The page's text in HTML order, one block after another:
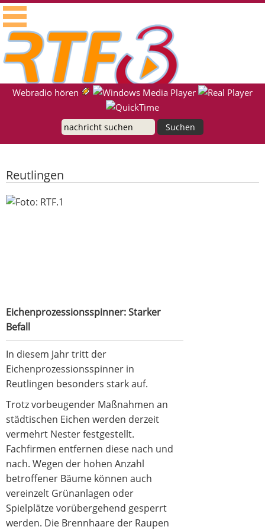
RTF.1 - Radio für die Region Neckar-Alb
SucheWebradio hören
Reutlingen
Eichenprozessionsspinner: Starker
Eichenprozessionsspinner: Starker
Befall
In diesem Jahr tritt der
Eichenprozessionsspinner in
Reutlingen besonders stark auf.
Trotz vorbeugender Maßnahmen an
städtischen Eichen werden derzeit
vermehrt Nester festgestellt.
Fachfirmen entfernen diese nach und
nach. Wegen der hohen Anzahl
betroffener Bäume können auch
vereinzelt Grünanlagen oder
Spielplätze vorübergehend gesperrt
werden. Die Brennhaare der Raupen